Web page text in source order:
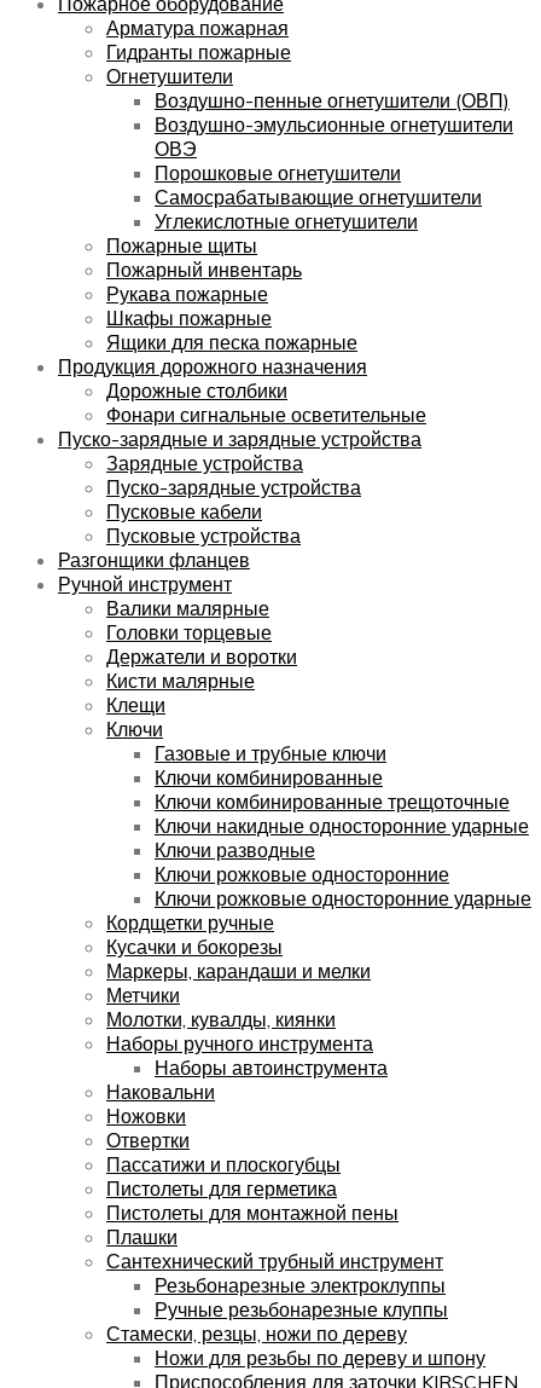
Арматура пожарная
Гидранты пожарные
Огнетушители
Воздушно-пенные огнетушители (ОВП)
Воздушно-эмульсионные огнетушители
ОВЭ
Порошковые огнетушители
Самосрабатывающие огнетушители
Углекислотные огнетушители
Пожарные щиты
Пожарный инвентарь
Рукава пожарные
Шкафы пожарные
Ящики для песка пожарные
Продукция дорожного назначения
Дорожные столбики
Фонари сигнальные осветительные
Пуско-зарядные и зарядные устройства
Зарядные устройства
Пуско-зарядные устройства
Пусковые кабели
Пусковые устройства
Разгонщики фланцев
Ручной инструмент
Валики малярные
Головки торцевые
Держатели и воротки
Кисти малярные
Клещи
Ключи
Газовые и трубные ключи
Ключи комбинированные
Ключи комбинированные трещоточные
Ключи накидные односторонние ударные
Ключи разводные
Ключи рожковые односторонние
Ключи рожковые односторонние ударные
Кордщетки ручные
Кусачки и бокорезы
Маркеры, карандаши и мелки
Метчики
Молотки, кувалды, киянки
Наборы ручного инструмента
Наборы автоинструмента
Наковальни
Ножовки
Отвертки
Пассатижи и плоскогубцы
Пистолеты для герметика
Пистолеты для монтажной пены
Плашки
Сантехнический трубный инструмент
Резьбонарезные электроклуппы
Ручные резьбонарезные клуппы
Стамески, резцы, ножи по дереву
Ножи для резьбы по дереву и шпону
Приспособления для заточки KIRSCHEN